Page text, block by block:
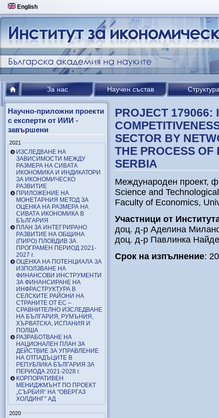
English
За нас Научен състав
Научно-приложни проекти
с експерти от ИИИ -
завършени
2021
ИЗСЛЕДВАНЕ НА
ЗАВИСИМОСТИ МЕЖДУ
РАЗМЕРА НА СИВАТА
ИКОНОМИКА И ИНДИКАТОРИ
ЗА ИКОНОМИЧЕСКО
РАЗВИТИЕ
ПРИЛОЖЕНИЕ НА
МОНЕТАРНИЯ МЕТОД ЗА
ОЦЕНКА НА РАЗМЕРА НА
СИВАТА ИКОНОМИКА В
БЪЛГАРИЯ
ПЛАН ЗА ИНТЕГРИРАНО
РАЗВИТИЕ НА ОБЩИНА
(ПИРО) ПЛОВДИВ ЗА
ПРОГРАМЕН ПЕРИОД 2021-
2027 г.
ОЦЕНКА НА ПОТЕНЦИАЛА ЗА
ИЗПОЛЗВАНЕ НА
ФИНАНСОВИ ИНСТРУМЕНТИ
ЗА ФИНАНСИРАНЕ НА
ИНФРАСТРУКТУРА В
СЕЛСКИТЕ РАЙОНИ НА
СТРАНИТЕ ОТ ЕС –
СРАВНИТЕЛНО ИЗСЛЕДВАНЕ
НА БЪЛГАРИЯ, РУМЪНИЯ,
ХЪРВАТСКА, ИСПАНИЯ И
ПОЛША
РАЗРАБОТВАНЕ НА
НАЦИОНАЛЕН ПЛАН ЗА
ДЕЙСТВИЕ ЗА УПРАВЛЕНИЕ
НА ОТПАДЪЦИТЕ В
РЕПУБЛИКА БЪЛГАРИЯ ЗА
ПЕРИОДА 2021-2028 г.
КОРПОРАТИВЕН
МЕНИДЖМЪНТ ПО ПРОЕКТ
„СЪРБИЯ“ НА "ОВЕРГАЗ
ХОЛДИНГ" АД
2020
PROJECT 179066:
SECTOR BY
THE PROCESS OF
SERBIA
Международен проект,
Science and
Faculty of Economics,
Участници от
доц. д-р Аделина
доц. д-р Павлинка
Срок на изпълнение: